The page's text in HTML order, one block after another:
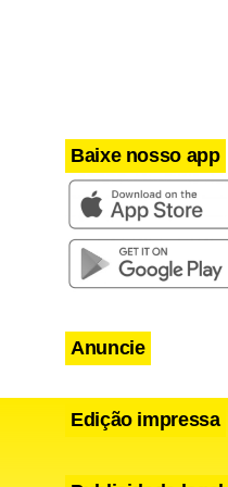
Baixe nosso app
Anuncie
Edição impressa